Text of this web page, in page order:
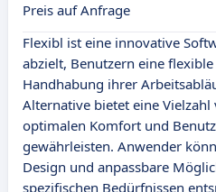
Preis auf Anfrage
Flexibl ist eine innovative
abzielt, Benutzern eine
Handhabung ihrer
Alternative bietet eine
optimalen Komfort und
gewährleisten. Anwender
Design und anpassbare
spezifischen Bedürfnissen